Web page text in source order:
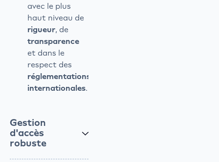
avec le plus
haut niveau de
rigueur, de
transparence
et dans le
respect des
réglementations
internationales.
Gestion
d'accès
robuste